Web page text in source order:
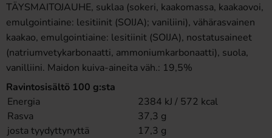
TÄYSMAITOJAUHE, suklaa (sokeri, kaakomassa, kaakaovoi,
emulgointiaine: lesitiinit (SOIJA); vaniliini), vähärasvainen
kaakao, emulgointiaine: lesitiinit (SOIJA), nostatusaineet
(natriumvetykarbonaatti, ammoniumkarbonaatti), suola,
vanilliini. Maidon kuiva-aineita väh.: 19,5%
Ravintosisältö 100 g:sta
Energia
2384 kJ / 572 kcal
Rasva
37,3 g
josta tyydyttynyttä
17,3 g